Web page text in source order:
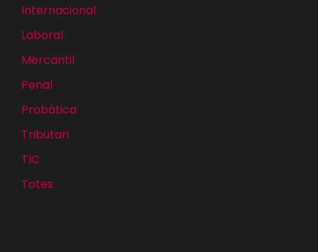
Internacional
Laboral
Mercantil
Penal
Probàtica
Tributari
TIC
Totes